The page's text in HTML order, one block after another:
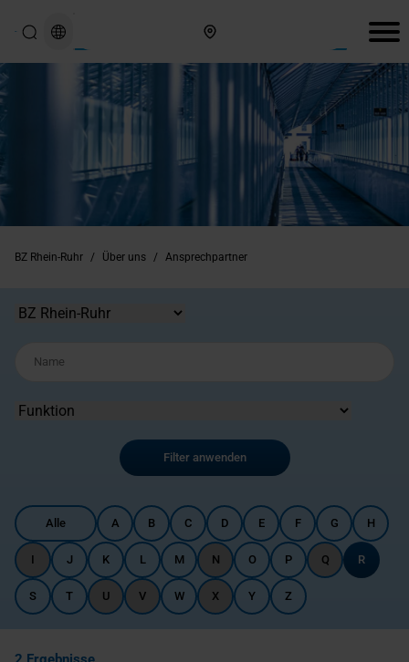
BZ Rhein-Ruhr / Über uns / Ansprechpartner
Standort
Funktion
Filter anwenden
Alle A B C D E F G H
I J K L M N O P Q R
S T U V W X Y Z